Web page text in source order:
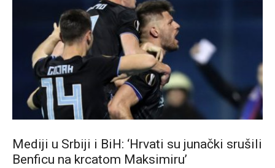
Mediji u Srbiji i BiH: ‘Hrvati su junački srušili
Benficu na krcatom Maksimiru’